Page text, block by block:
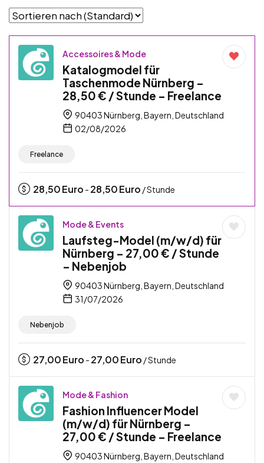
Accessoires & Mode
Katalogmodel für
Taschenmode Nürnberg –
28,50 € / Stunde – Freelance
90403 Nürnberg, Bayern, Deutschland
02/08/2026
Freelance
28,50Euro - 28,50Euro / Stunde
Mode & Events
Laufsteg-Model (m/w/d) für
Nürnberg – 27,00 € / Stunde
– Nebenjob
90403 Nürnberg, Bayern, Deutschland
31/07/2026
Nebenjob
27,00Euro - 27,00Euro / Stunde
Mode & Fashion
Fashion Influencer Model
(m/w/d) für Nürnberg –
27,00 € / Stunde – Freelance
90403 Nürnberg, Bayern, Deutschland